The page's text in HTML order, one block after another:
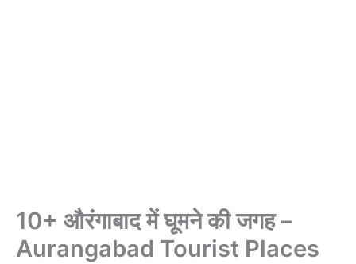
10+ औरंगाबाद में घूमने की जगह –
Aurangabad Tourist Places